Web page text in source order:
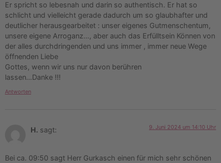
Er spricht so lebesnah und darin so authentisch. Er hat so
schlicht und vielleicht gerade dadurch um so glaubhafter und
deutlicher herausgearbeitet : unser eigenes Gutmenschentum,
unsere eigene Arroganz…, aber auch das Erfülltsein Können von
der alles durchdringenden und uns immer , immer neue Wege
öffnenden Liebe
Gottes, wenn wir uns nur davon berühren
lassen…Danke !!!
Antworten
H. sagt: 9. Juni 2024 um 14:10 Uhr
Bei ca. 09:50 sagt Herr Gurkasch einen für mich sehr schönen